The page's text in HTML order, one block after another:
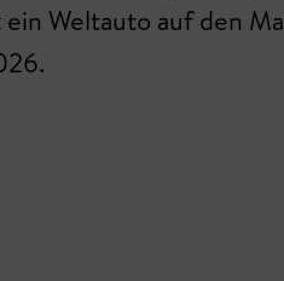
Weltauto auf den